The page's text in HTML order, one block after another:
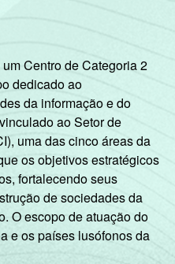
Centro de Categoria 2
dedicado ao
da informação e do
ao Setor de
uma das cinco áreas da
os objetivos estratégicos
fortalecendo seus
de sociedades da
O escopo de atuação do
e os países lusófonos da